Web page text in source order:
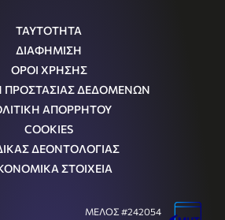
ΤΑΥΤΟΤΗΤΑ
ΔΙΑΦΗΜΙΣΗ
ΟΡΟΙ ΧΡΗΣΗΣ
ΠΡΟΣΤΑΣΙΑΣ ΔΕΔΟΜΕΝΩΝ
ΑΠΟΡΡΗΤΟΥ
COOKIES
ΔΕΟΝΤΟΛΟΓΙΑΣ
ΣΤΟΙΧΕΙΑ
ΜΕΛΟΣ #242054